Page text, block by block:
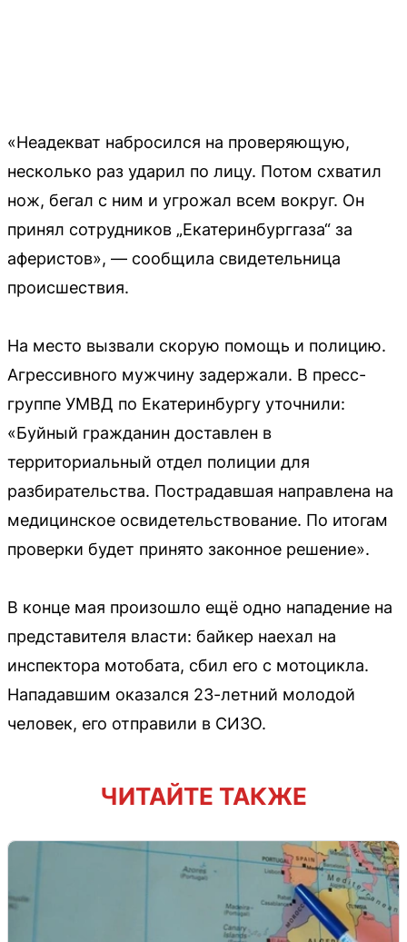
«Неадекват набросился на проверяющую,
несколько раз ударил по лицу. Потом схватил
нож, бегал с ним и угрожал всем вокруг. Он
принял сотрудников „Екатеринбурггаза“ за
аферистов», — сообщила свидетельница
происшествия.
На место вызвали скорую помощь и полицию.
Агрессивного мужчину задержали. В пресс-
группе УМВД по Екатеринбургу уточнили:
«Буйный гражданин доставлен в
территориальный отдел полиции для
разбирательства. Пострадавшая направлена на
медицинское освидетельствование. По итогам
проверки будет принято законное решение».
В конце мая произошло ещё одно нападение на
представителя власти: байкер наехал на
инспектора мотобата, сбил его с мотоцикла.
Нападавшим оказался 23-летний молодой
человек, его отправили в СИЗО.
ЧИТАЙТЕ ТАКЖЕ